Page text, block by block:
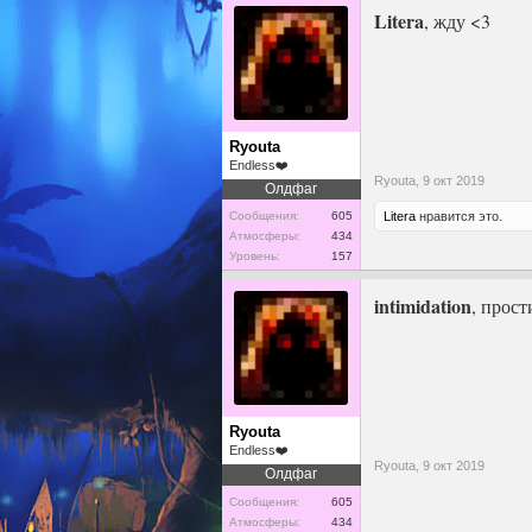
Ryouta
Endless❤️
Олдфаг
Сообщения:
605
Атмосферы:
434
Уровень:
157
Litera, жду <3
Ryouta, 9 окт 2019
Litera нравится это.
Ryouta
Endless❤️
Олдфаг
Сообщения:
605
Атмосферы:
434
intimidation,
Ryouta, 9 окт 2019